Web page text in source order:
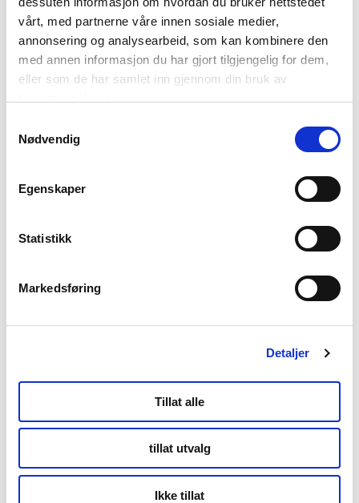
vårt, med partnerne våre innen sosiale medier,
annonsering og analysearbeid, som kan kombinere den
med annen informasjon du har gjort tilgjengelig for dem,
eller som de har samlet inn gjennom din bruk av
tjenestene deres.
Nødvendig
Egenskaper
Statistikk
Markedsføring
Detaljer
Tillat alle
tillat utvalg
Ikke tillat
Reisefeber